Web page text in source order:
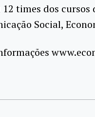
times dos cursos
Social,